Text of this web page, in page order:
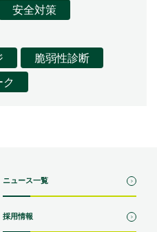
安全対策
脆弱性診断
ニュース一覧
採用情報